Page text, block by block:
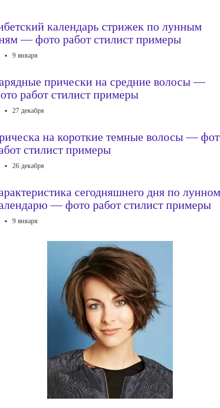
календарь стрижек по лунным
— фото работ стилист примеры
9 января
прически на средние волосы —
работ стилист примеры
27 декабря
на короткие темные волосы —
стилист примеры
26 декабря
сегодняшнего дня по
— фото работ стилист примеры
9 января